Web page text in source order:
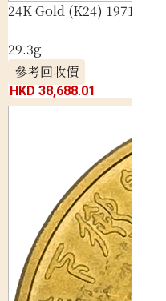
24K Gold (K24) 1971
29.3g
參考回收價
HKD 38,688.01